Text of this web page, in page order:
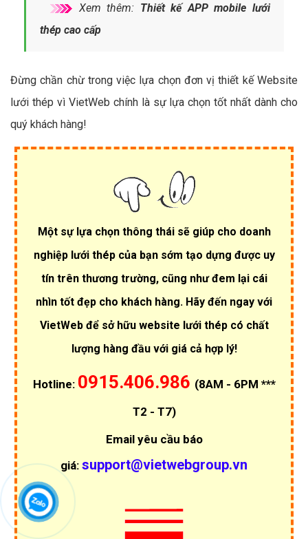
Xem thêm: Thiết kế APP mobile lưới
thép cao cấp
Đừng chần chừ trong việc lựa chọn đơn vị thiết kế Website
lưới thép vì VietWeb chính là sự lựa chọn tốt nhất dành cho
quý khách hàng!
Một sự lựa chọn thông thái sẽ giúp cho doanh
nghiệp lưới thép của bạn sớm tạo dựng được uy
tín trên thương trường, cũng như đem lại cái
nhìn tốt đẹp cho khách hàng. Hãy đến ngay với
VietWeb để sở hữu website lưới thép có chất
lượng hàng đầu với giá cả hợp lý!
Hotline: 0915.406.986 (8AM - 6PM ***
T2 - T7)
Email yêu cầu báo
giá: support@vietwebgroup.vn